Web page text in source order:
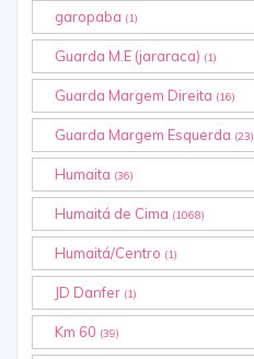
garopaba (1)
Guarda M.E (jararaca) (1)
Guarda Margem Direita (16)
Guarda Margem Esquerda (23)
Humaita (36)
Humaitá de Cima (1068)
Humaitá/Centro (1)
JD Danfer (1)
Km 60 (39)